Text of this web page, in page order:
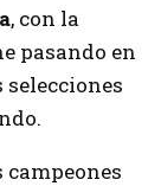
, con la
pasando en